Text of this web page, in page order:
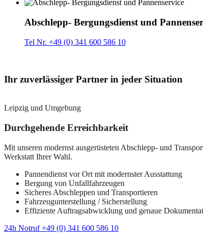
Abschlepp- Bergungsdienst und
Tel Nr. +49 (0) 341 600 586 10
Ihr zuverlässiger Partner in jeder Situation
Leipzig und Umgebung
Durchgehende Erreichbarkeit
Mit unseren modernst ausgerüsteten Abschlepp- und
Werkstatt Ihrer Wahl.
Pannendienst vor Ort mit modernster Ausstattung
Bergung von Unfallfahrzeugen
Sicheres Abschleppen und Transportieren
Fahrzeugunterstellung / Sicherstellung
Effiziente Auftragsabwicklung und genaue
24h Notruf +49 (0) 341 600 586 10